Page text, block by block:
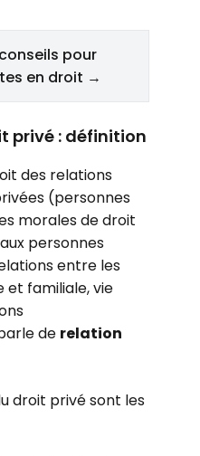
conseils pour
en droit →
privé : définition
des relations
(personnes
morales de droit
personnes
entre les
et familiale, vie
de relation
droit privé sont les